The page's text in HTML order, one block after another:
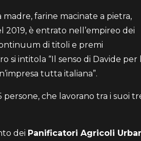
farine macinate a pietra,
2019, è entrato nell’empireo dei
di titoli e premi
si intitola “Il senso di Davide per
tutta italiana”.
che lavorano tra i suoi
dei Panificatori Agricoli